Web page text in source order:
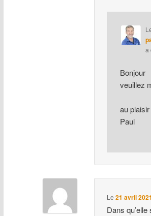
a
Bonjour
veuillez
au plaisir
Paul
Le21 avril
Dans